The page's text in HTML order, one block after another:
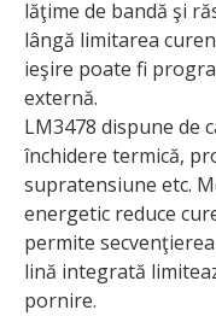
lăţime de bandă şi
lângă limitarea
ieşire poate fi
externă.
LM3478 dispune de
închidere termică,
supratensiune etc.
energetic reduce
permite
lină integrată
pornire.